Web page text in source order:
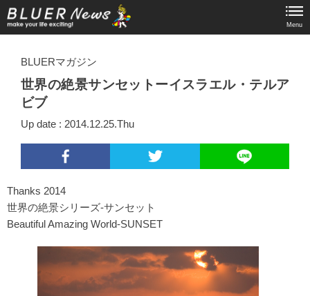
Menu
BLUERマガジン
世界の絶景サンセットーイスラエル・テルア
ビブ
Up date : 2014.12.25.Thu
Thanks 2014
世界の絶景シリーズ-サンセット
Beautiful Amazing World-SUNSET